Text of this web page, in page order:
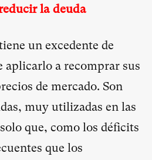
la deuda
un excedente de
aplicarlo a recomprar sus
de mercado. Son
muy utilizadas en las
que, como los déficits
que los